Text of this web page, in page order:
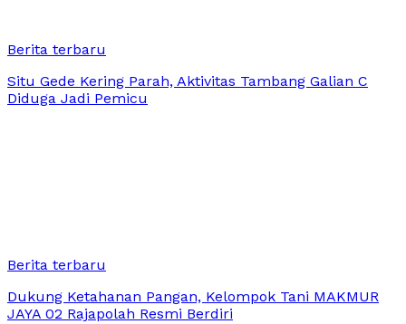
Berita terbaru
Situ Gede Kering Parah, Aktivitas Tambang Galian C
Diduga Jadi Pemicu
Berita terbaru
Dukung Ketahanan Pangan, Kelompok Tani MAKMUR
JAYA 02 Rajapolah Resmi Berdiri